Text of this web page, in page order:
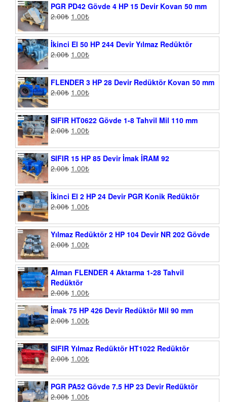
PGR PD42 Gövde 4 HP 15 Devir Kovan 50 mm
2.00₺ 1.00₺
İkinci El 50 HP 244 Devir Yılmaz Redüktör
2.00₺ 1.00₺
FLENDER 3 HP 28 Devir Redüktör Kovan 50 mm
2.00₺ 1.00₺
SIFIR HT0622 Gövde 1-8 Tahvil Mil 110 mm
2.00₺ 1.00₺
SIFIR 15 HP 85 Devir İmak İRAM 92
2.00₺ 1.00₺
İkinci El 2 HP 24 Devir PGR Konik Redüktör
2.00₺ 1.00₺
Yılmaz Redüktör 2 HP 104 Devir NR 202 Gövde
2.00₺ 1.00₺
Alman FLENDER 4 Aktarma 1-28 Tahvil
Redüktör
2.00₺ 1.00₺
İmak 75 HP 426 Devir Redüktör Mil 90 mm
2.00₺ 1.00₺
SIFIR Yılmaz Redüktör HT1022 Redüktör
2.00₺ 1.00₺
PGR PA52 Gövde 7.5 HP 23 Devir Redüktör
2.00₺ 1.00₺